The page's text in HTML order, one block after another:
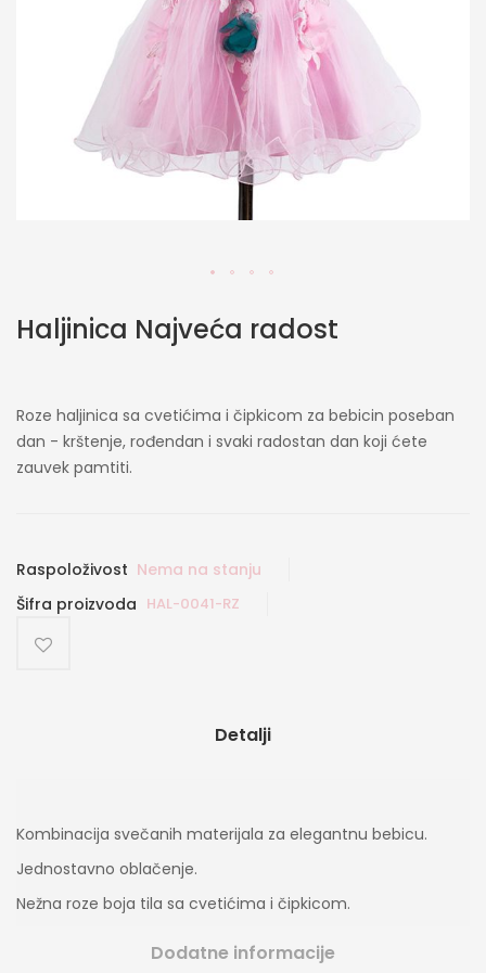
to
the
images
gallery
Haljinica Najveća radost
Roze haljinica sa cvetićima i čipkicom za bebicin poseban
dan - krštenje, rođendan i svaki radostan dan koji ćete
zauvek pamtiti.
Raspoloživost Nema na stanju
Šifra proizvoda HAL-0041-RZ
Detalji
Kombinacija svečanih materijala za elegantnu bebicu.
Jednostavno oblačenje.
Nežna roze boja tila sa cvetićima i čipkicom.
Dodatne informacije